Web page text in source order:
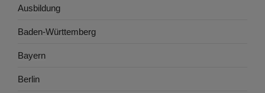
Ausbildung
Baden-Württemberg
Bayern
Berlin